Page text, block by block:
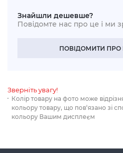
Знайшли дешевше?
Повідомте нас про це і ми
ПОВІДОМИТИ ПРО
Зверніть увагу!
Колір товару на фото може
кольору товару, що пов‘язано зі
кольору Вашим дисплеєм